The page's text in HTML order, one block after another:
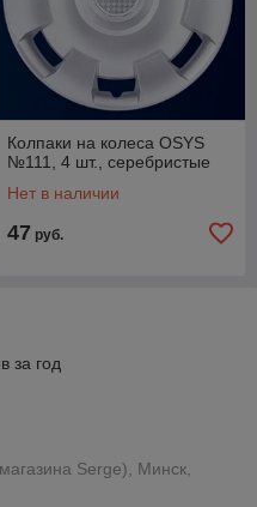
Колпаки на колеса OSYS
№111, 4 шт., серебристые
Нет в наличии
47 руб.
за год
Serge), Минск,